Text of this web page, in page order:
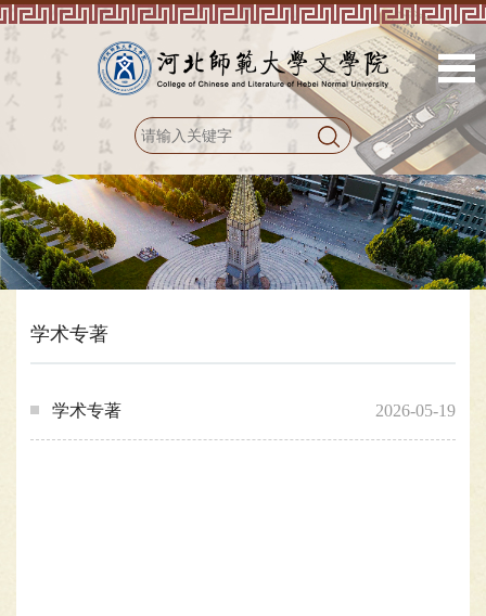
学术专著
学术专著 2026-05-19